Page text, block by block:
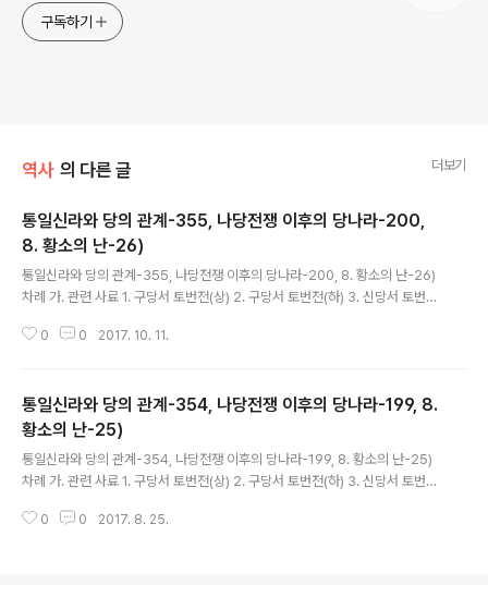
구독하기
역사 의 다른 글 더보기
통일신라와 당의 관계-355, 나당전쟁 이후의 당나라-200,
8. 황소의 난-26)
통일신라와 당의 관계-355, 나당전쟁 이후의 당나라-200, 8. 황소의 난-26)
차례 가. 관련 사료 1. 구당서 토번전(상) 2. 구당서 토번전(하) 3. 신당서 토번전
구당서 거란전 9. 신당서 거란전 10. 구당서 발해전 11. 신당서..
0 0 2017. 10. 11.
통일신라와 당의 관계-354, 나당전쟁 이후의 당나라-199, 8.
황소의 난-25)
통일신라와 당의 관계-354, 나당전쟁 이후의 당나라-199, 8. 황소의 난-25)
차례 가. 관련 사료 1. 구당서 토번전(상) 2. 구당서 토번전(하) 3. 신당서 토번전
구당서 거란전 9. 신당서 거란전 10. 구당서 발해전 11. 신당서..
0 0 2017. 8. 25.